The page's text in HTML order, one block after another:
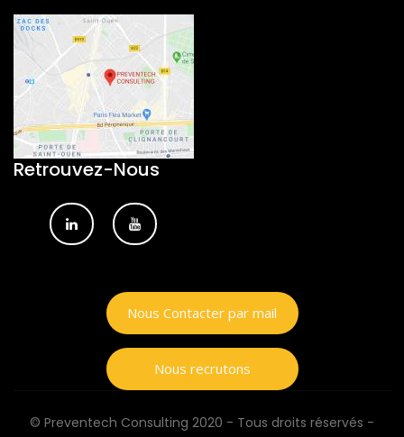
Retrouvez-Nous
Nous Contacter par mail
Nous recrutons
© Preventech Consulting 2020 - Tous droits réservés -